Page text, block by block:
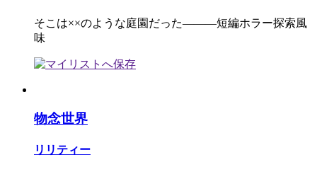
そこは××のような庭園だった―――短編ホラー探索風
味
物念世界
リリティー